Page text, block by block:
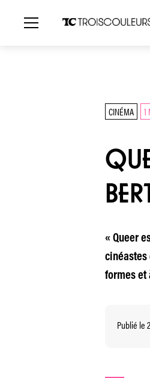
CINÉMA 1
« Queer
cinéastes
formes et
Publié le